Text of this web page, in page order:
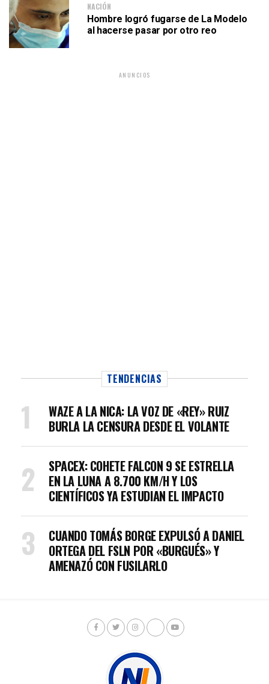
NACIÓN
Hombre logró fugarse de La Modelo
al hacerse pasar por otro reo
ANUNCIOS
TENDENCIAS
WAZE A LA NICA: LA VOZ DE «REY» RUIZ
BURLA LA CENSURA DESDE EL VOLANTE
SPACEX: COHETE FALCON 9 SE ESTRELLA
EN LA LUNA A 8.700 KM/H Y LOS
CIENTÍFICOS YA ESTUDIAN EL IMPACTO
CUANDO TOMÁS BORGE EXPULSÓ A DANIEL
ORTEGA DEL FSLN POR «BURGUÉS» Y
AMENAZÓ CON FUSILARLO